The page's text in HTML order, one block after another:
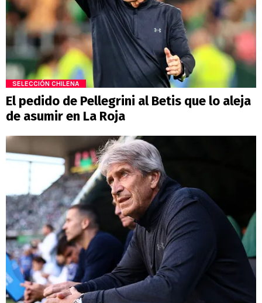
SELECCIÓN CHILENA
El pedido de Pellegrini al Betis que lo aleja
de asumir en La Roja